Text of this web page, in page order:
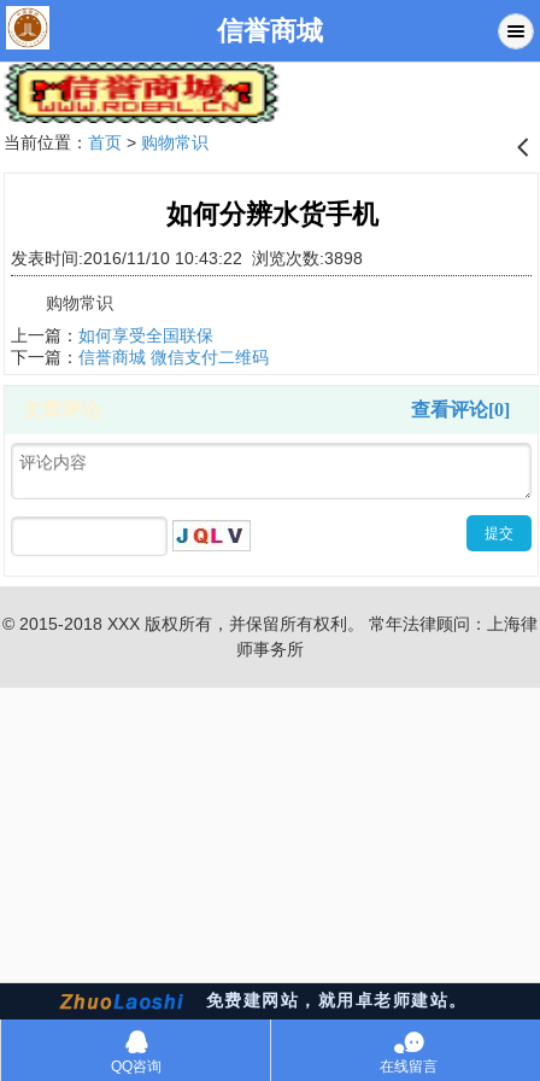
信誉商城
当前位置： 首页> 购物常识 󰊒
如何分辨水货手机
发表时间:2016/11/10 10:43:22 浏览次数:3898
购物常识
上一篇： 如何享受全国联保
下一篇： 信誉商城 微信支付二维码
查看评论[0]
文章评论
© 2015-2018 XXX 版权所有，并保留所有权利。 常年法律顾问：上海律
师事务所
免费建网站，就用卓老师建站。
󰇇
QQ咨询
󰂮
在线留言